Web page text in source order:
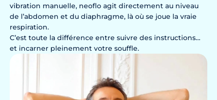
vibration manuelle, neoflo agit directement au niveau
de l’abdomen et du diaphragme, là où se joue la vraie
respiration.
C’est toute la différence entre suivre des instructions…
et incarner pleinement votre souffle.